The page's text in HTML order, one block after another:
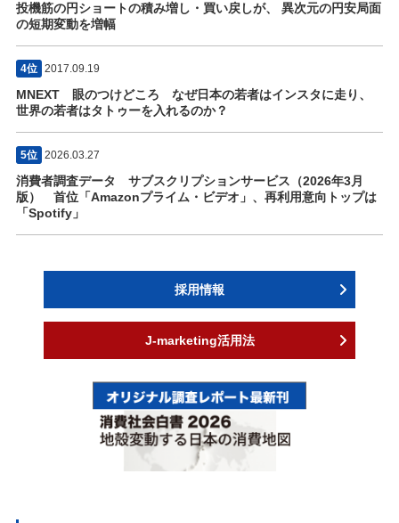
投機筋の円ショートの積み増し・買い戻しが、 異次元の円安局面
の短期変動を増幅
4位 2017.09.19
MNEXT 眼のつけどころ なぜ日本の若者はインスタに走り、
世界の若者はタトゥーを入れるのか？
5位 2026.03.27
消費者調査データ サブスクリプションサービス（2026年3月
版） 首位「Amazonプライム・ビデオ」、再利用意向トップは
「Spotify」
採用情報
J-marketing活用法